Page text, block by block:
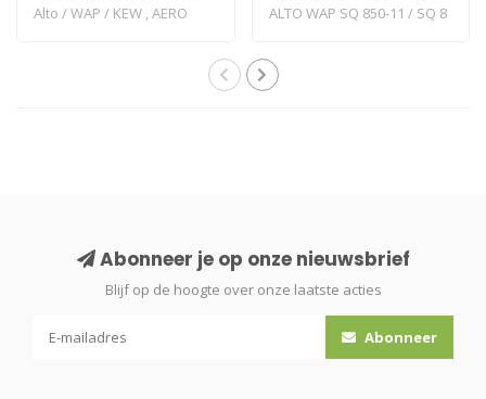
Alto / WAP / KEW , AERO
ALTO WAP SQ 850-11 / SQ 8
Abonneer je op onze nieuwsbrief
Blijf op de hoogte over onze laatste acties
Abonneer